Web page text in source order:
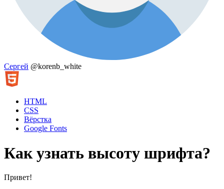
Сергей @korenb_white
HTML
CSS
Вёрстка
Google Fonts
Как узнать высоту шрифта?
Привет!